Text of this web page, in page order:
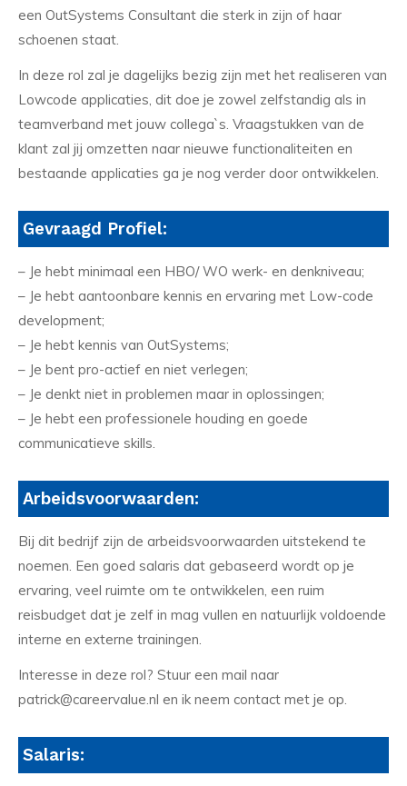
een OutSystems Consultant die sterk in zijn of haar
schoenen staat.
In deze rol zal je dagelijks bezig zijn met het realiseren van
Lowcode applicaties, dit doe je zowel zelfstandig als in
teamverband met jouw collega`s. Vraagstukken van de
klant zal jij omzetten naar nieuwe functionaliteiten en
bestaande applicaties ga je nog verder door ontwikkelen.
Gevraagd Profiel:
– Je hebt minimaal een HBO/ WO werk- en denkniveau;
– Je hebt aantoonbare kennis en ervaring met Low-code
development;
– Je hebt kennis van OutSystems;
– Je bent pro-actief en niet verlegen;
– Je denkt niet in problemen maar in oplossingen;
– Je hebt een professionele houding en goede
communicatieve skills.
Arbeidsvoorwaarden:
Bij dit bedrijf zijn de arbeidsvoorwaarden uitstekend te
noemen. Een goed salaris dat gebaseerd wordt op je
ervaring, veel ruimte om te ontwikkelen, een ruim
reisbudget dat je zelf in mag vullen en natuurlijk voldoende
interne en externe trainingen.
Interesse in deze rol? Stuur een mail naar
patrick@careervalue.nl en ik neem contact met je op.
Salaris: